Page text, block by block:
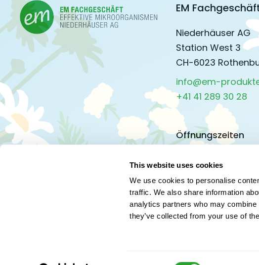
This website uses cookies
We use cookies to personalise
traffic. We also share information
analytics partners who may
they’ve collected from your use of
EM
Niederhäuser AG
Station West 3
CH-6023
info@em-
+41 41 289 30 28
Öffnungszeiten
08.00 – 11.45 Uhr
13.30 – 17.15 Uhr
Freitag und vor